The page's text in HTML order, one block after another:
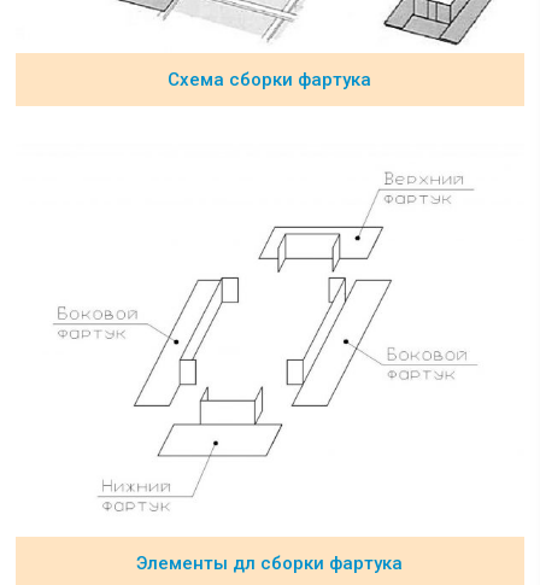
Схема сборки фартука
Элементы дл сборки фартука